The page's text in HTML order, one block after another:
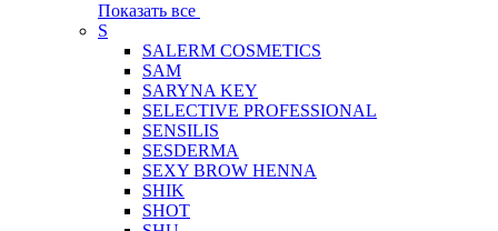
Показать все
S
SALERM COSMETICS
SAM
SARYNA KEY
SELECTIVE PROFESSIONAL
SENSILIS
SESDERMA
SEXY BROW HENNA
SHIK
SHOT